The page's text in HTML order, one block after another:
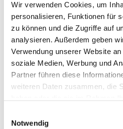
Wir verwenden Cookies, um
personalisieren, Funktionen für
zu können und die Zugriffe auf
analysieren. Außerdem geben
Verwendung unserer Website
soziale Medien, Werbung und
Partner führen diese
weiteren Daten zusammen, die
Notwendig
Entwicklung
Insgesamt
Dezember 2023
Frauen) aus
um
nahmen 18